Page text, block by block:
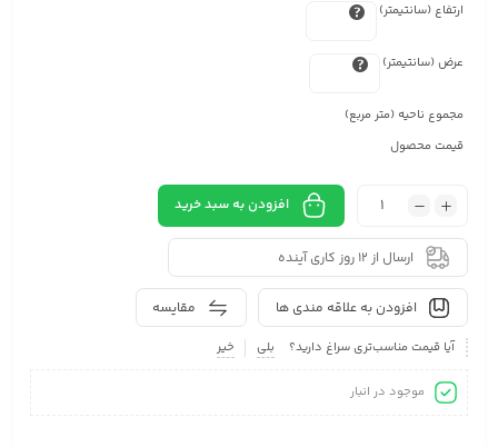
ارتفاع (سانتیمتر)
عرض (سانتیمتر)
مجموع ناحیه (متر مربع)
قیمت محصول
افزودن به سبد خرید
ارسال از 12 روز کاری آینده
مقایسه افزودن به علاقه مندی ها
آیا قیمت مناسب‌تری سراغ دارید؟ بلی خیر
موجود در انبار